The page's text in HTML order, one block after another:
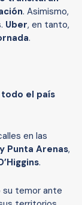
. Asimismo,
Uber, en tanto,
.
el país
en las
Punta Arenas,
.
su temor ante